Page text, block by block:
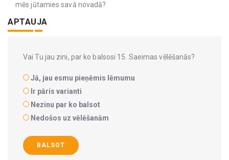
mēs jūtamies savā novadā?
APTAUJA
Vai Tu jau zini, par ko balsosi 15. Saeimas vēlēšanās?
Jā, jau esmu pieņēmis lēmumu
Ir pāris varianti
Nezinu par ko balsot
Nedošos uz vēlēšanām
BALSOT